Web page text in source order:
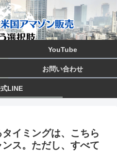
YouTube
お問い合わせ
LINE
イミングは、こちら
ス。ただし、すべて